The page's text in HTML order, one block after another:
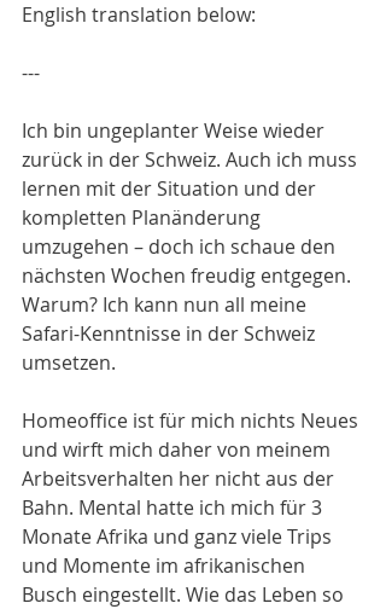
English translation below:​
---
Ich bin ungeplanter Weise wieder
zurück in der Schweiz. Auch ich muss
lernen mit der Situation und der
kompletten Planänderung
umzugehen – doch ich schaue den
nächsten Wochen freudig entgegen.
Warum? Ich kann nun all meine
Safari-Kenntnisse in der Schweiz
umsetzen.
Homeoffice ist für mich nichts Neues
und wirft mich daher von meinem
Arbeitsverhalten her nicht aus der
Bahn. Mental hatte ich mich für 3
Monate Afrika und ganz viele Trips
und Momente im afrikanischen
Busch eingestellt. Wie das Leben so